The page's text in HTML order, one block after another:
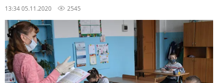
13:34 05.11.2020 2545